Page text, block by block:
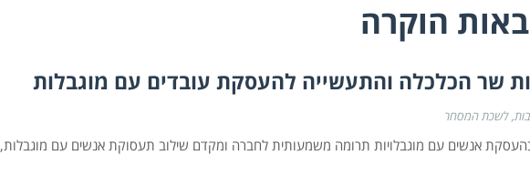
אות הוקרה
שר הכלכלה והתעשייה להעסקת עובדים עם מוגבלות
לשכת המסחר
אנשים עם מוגבלויות תרומה משמעותית לחברה ומקדם שילוב תעסוקת אנשים עם מוגבלות,